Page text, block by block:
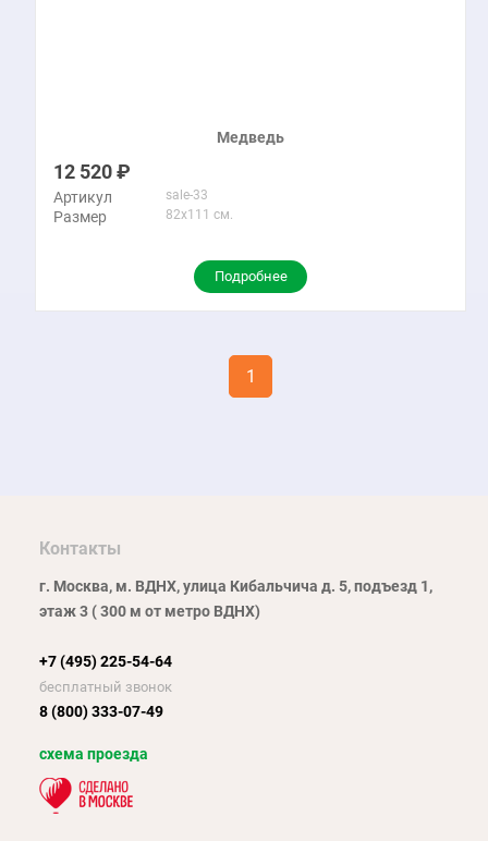
Медведь
12 520
Артикул sale-33
Размер 82x111 см.
Подробнее
1
Контакты
г. Москва, м. ВДНХ, улица Кибальчича д. 5, подъезд 1,
этаж 3 ( 300 м от метро ВДНХ)
+7 (495) 225-54-64
бесплатный звонок
8 (800) 333-07-49
схема проезда